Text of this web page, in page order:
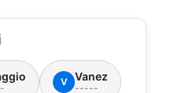
V Vanez
-----